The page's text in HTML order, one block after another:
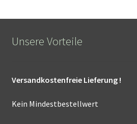
Unsere Vorteile
Versandkostenfreie Lieferung !
Kein Mindestbestellwert